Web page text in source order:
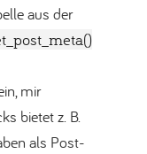
aus der
mir
bietet z. B.
als Post-